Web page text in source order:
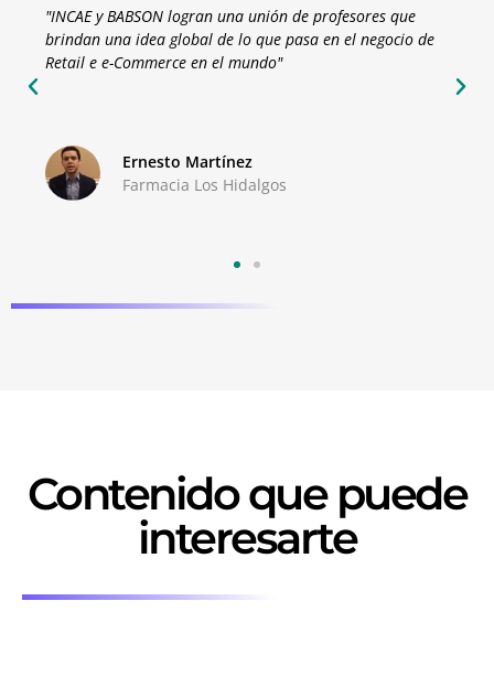
logran una unión de profesores que
global de lo que pasa en el negocio de
en el mundo"
Martínez
Los Hidalgos
"La claridad con
ejecutivos, hace
Contenido que puede
interesarte